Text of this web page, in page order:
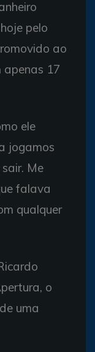
pelo
ao
apenas 17
ele
jogamos
Me
falava
qualquer
o
uma